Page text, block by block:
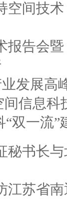
空间技
报告会
发展高
信息科
“双一流
秘书长
江苏省